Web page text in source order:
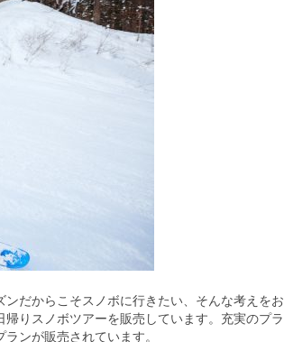
ンだからこそスノボに行きたい、そんな考えをお
りスノボツアーを販売しています。充実のプラ
ンが販売されています。